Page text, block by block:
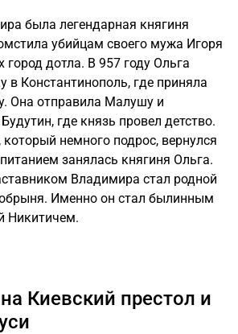
была легендарная княгиня
убийцам своего мужа Игоря
город дотла. В 957 году Ольга
в Константинополь, где приняла
Она отправила Малушу и
где князь провел детство.
немного подрос, вернулся
занялась княгиня Ольга.
Владимира стал родной
Именно он стал былинным
Никитичем.
Киевский престол и